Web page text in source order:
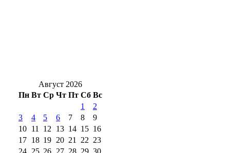
Август 2026
Пн Вт Ср Чт Пт Сб Вс
1
2
3
4 5 6 7 8
9
10 11 12 13 14 15 16
17 18 19 20 21 22 23